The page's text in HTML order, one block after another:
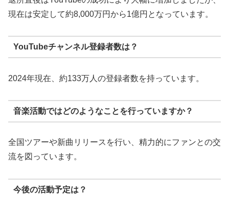
現在は安定して約8,000万円から1億円となっています。
YouTubeチャンネル登録者数は？
2024年現在、約133万人の登録者数を持っています。
音楽活動ではどのようなことを行っていますか？
全国ツアーや新曲リリースを行い、精力的にファンとの交
流を図っています。
今後の活動予定は？